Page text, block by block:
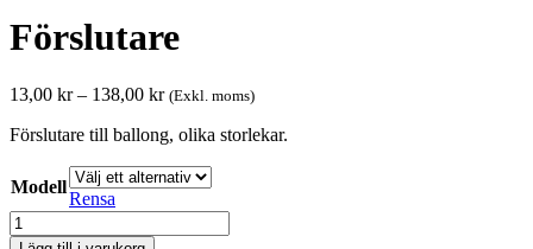
Förslutare
13,00 kr – 138,00 krPrisintervall:
till
(Exkl. moms)
Förslutare till ballong, olika storlekar.
Modell
Rensa
Förslutare
mängd